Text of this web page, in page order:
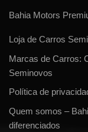
Bahia Motors
Loja de Carros
Marcas de Carros:
Seminovos
Política de
Quem somos –
diferenciados